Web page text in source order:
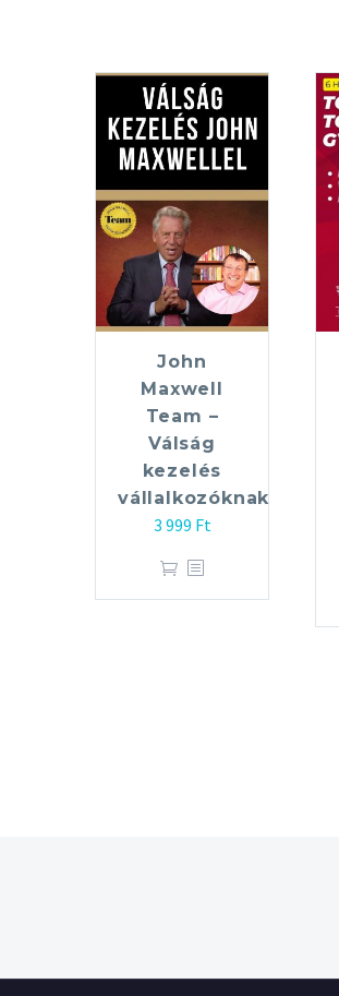
John
Maxwell
Team –
Válság
kezelés
vállalkozóknak
3 999 Ft